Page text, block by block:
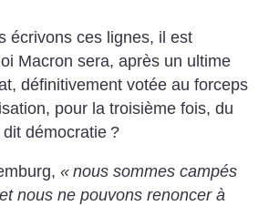
écrivons ces lignes, il est
Macron sera, après un ultime
définitivement votée au forceps
pour la troisième fois, du
démocratie ?
« nous sommes campés
nous ne pouvons renoncer à